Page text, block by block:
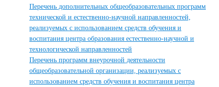
Перечень дополнительных общеобразовательных программ
технической и естественно-научной направленностей,
реализуемых с использованием средств обучения и
воспитания центра образования естественно-научной и
технологической направленностей
Перечень программ внеурочной деятельности
общеобразовательной организации, реализуемых с
использованием средств обучения и воспитания центра